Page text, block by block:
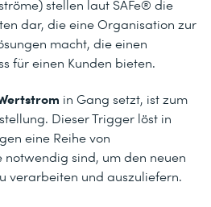
stellen laut SAFe® die
dar, die eine Organisation zur
macht, die einen
für einen Kunden bieten.
in Gang setzt, ist zum
Dieser Trigger löst in
eine Reihe von
notwendig sind, um den neuen
verarbeiten und auszuliefern.